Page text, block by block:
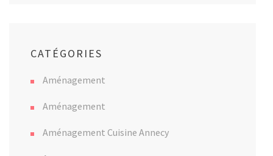
CATÉGORIES
Aménagement
Aménagement
Aménagement Cuisine Annecy